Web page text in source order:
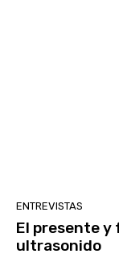
ENTREVISTAS
El presente
ultrasonido